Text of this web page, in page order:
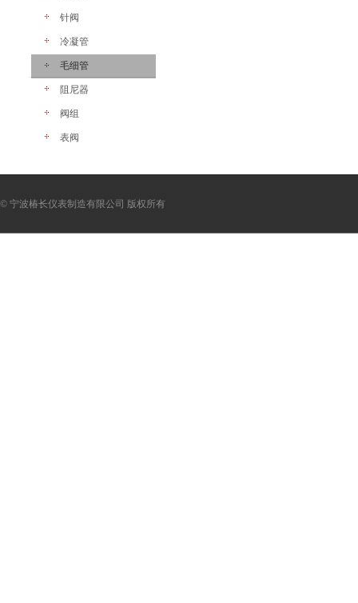
针阀
冷凝管
毛细管
阻尼器
阀组
表阀
© 宁波椿长仪表制造有限公司 版权所有